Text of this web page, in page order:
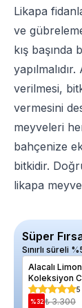
Likapa
ve
kış başında
verilmesi,
vermesini
meyveleri
bahçenize
bitkidir.
likapa
Süper
Sınırlı süreli
Alacalı
Koleksiyon
Folliis
Saksıda
5
%32 ₺ 3.300